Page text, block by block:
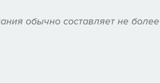
обычно составляет не более